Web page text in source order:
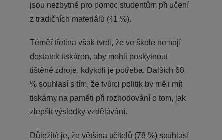
jsou nezbytné pro pomoc studentům při učení
z tradičních materiálů (41 %).
Téměř třetina však tvrdí, že ve škole nemají
dostatek tiskáren, aby mohli poskytnout
tištěné zdroje, kdykoli je potřeba. Dalších 68
% souhlasí s tím, že tvůrci politik by měli mít
tiskárny na paměti při rozhodování o tom, jak
zlepšit výsledky vzdělávání.
Důležité je, že většina učitelů (78 %) souhlasí